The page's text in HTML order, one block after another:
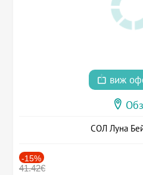
виж
СОЛ Луна
-15%
41.42€